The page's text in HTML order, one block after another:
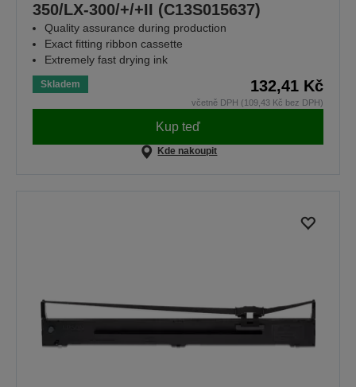
350/LX-300/+/+II (C13S015637)
Quality assurance during production
Exact fitting ribbon cassette
Extremely fast drying ink
Skladem 132,41 Kč
včetně DPH (109,43 Kč bez DPH)
Kup teď
Kde nakoupit